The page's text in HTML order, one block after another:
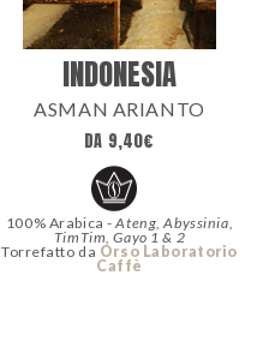
INDONESIA
ASMAN ARIANTO
DA 9,40€
100% Arabica -Ateng, Abyssinia,
TimTim, Gayo 1 & 2
Torrefatto da Orso Laboratorio
Caffè